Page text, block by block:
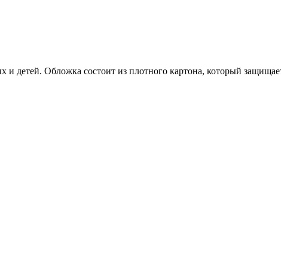
детей. Обложка состоит из плотного картона, который